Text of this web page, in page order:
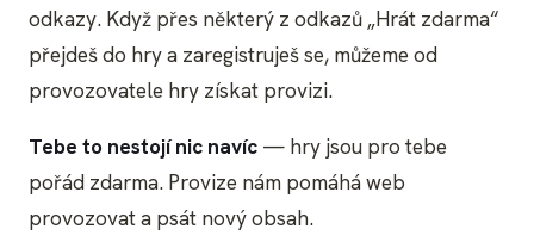
odkazy. Když přes některý z odkazů „Hrát zdarma“
přejdeš do hry a zaregistruješ se, můžeme od
provozovatele hry získat provizi.
Tebe to nestojí nic navíc — hry jsou pro tebe
pořád zdarma. Provize nám pomáhá web
provozovat a psát nový obsah.